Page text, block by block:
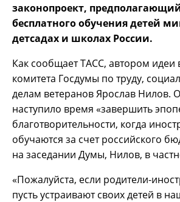
законопроект,
бесплатного обучения детей
детсадах и школах России.
Как сообщает ТАСС, автором идеи
комитета Госдумы по труду,
делам ветеранов Ярослав Нилов.
наступило время «завершить
благотворительности, когда
обучаются за счет российского
на заседании Думы, Нилов, в
«Пожалуйста, если родители-
пусть устраивают своих детей в